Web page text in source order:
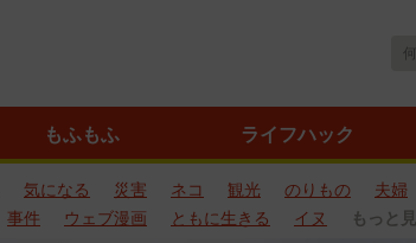
もふもふ ライフハック
気になる 災害 ネコ 観光 のりもの 夫婦
事件 ウェブ漫画 ともに生きる イヌ もっと